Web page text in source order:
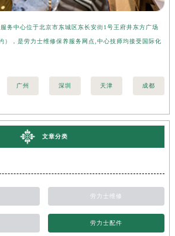
务中心位于北京市东城区东长安街1号王府井东方广场
），是劳力士维修保养服务网点,中心技师均接受国际化
广州 深圳 天津 成都
文章分类
劳力士维修
劳力士配件